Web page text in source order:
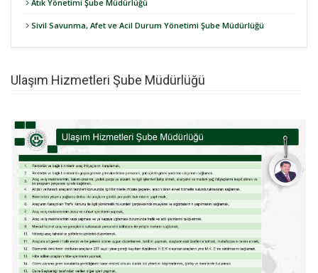
Atık Yönetimi Şube Müdürlüğü
Sivil Savunma, Afet ve Acil Durum Yönetimi Şube Müdürlüğü
Ulaşım Hizmetleri Şube Müdürlüğü